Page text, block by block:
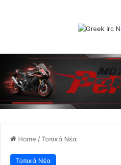
Home /Τοπικά Νέα
Τοπικά Νέα